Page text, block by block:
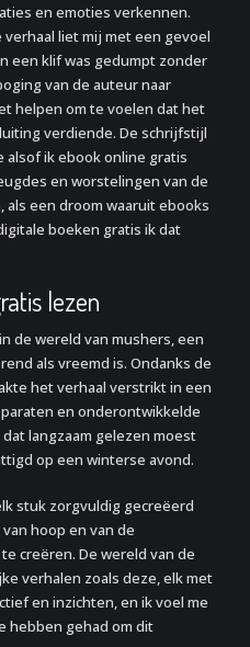
en emoties verkennen.
liet mij met een gevoel
een klif was gedumpt zonder
van de auteur naar
helpen om te voelen dat het
verdiende. De schrijfstijl
alsof ik ebook online gratis
en worstelingen van de
een droom waaruit ebooks
boeken gratis ik dat
lezen
de wereld van mushers, een
als vreemd is. Ondanks de
het verhaal verstrikt in een
en onderontwikkelde
langzaam gelezen moest
op een winterse avond.
stuk zorgvuldig gecreëerd
hoop en van de
creëren. De wereld van de
verhalen zoals deze, elk met
en inzichten, en ik voel me
hebben gehad om dit